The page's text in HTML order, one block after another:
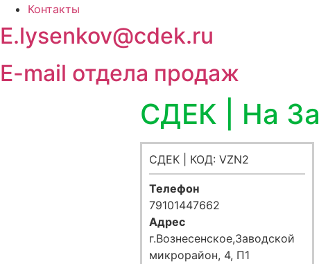
Контакты
E.lysenkov@cdek.ru
E-mail отдела продаж
СДЕК | На
СДЕК | КОД: VZN2
Телефон
79101447662
Адрес
г.Вознесенское,Заводской
микрорайон, 4, П1